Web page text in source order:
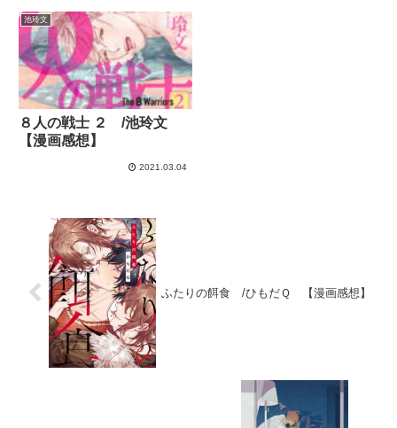
池玲文
８人の戦士 ２ /池玲文
【漫画感想】
2021.03.04
ふたりの餌食 /ひもだＱ 【漫画感想】